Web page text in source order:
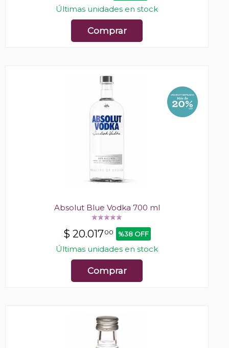
Últimas unidades en stock
Comprar
Absolut Blue Vodka 700 ml
$ 20.01700 %38 OFF
Últimas unidades en stock
Comprar